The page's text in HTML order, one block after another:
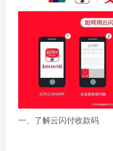
一、了解云闪付收款码